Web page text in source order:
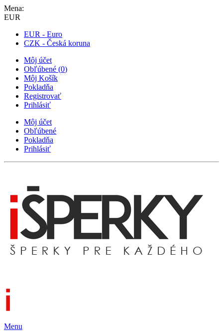
Mena:
EUR
EUR - Euro
CZK - Česká koruna
Môj účet
Obľúbené (0)
Môj Košík
Pokladňa
Registrovať
Prihlásiť
Môj účet
Obľúbené
Pokladňa
Prihlásiť
Menu